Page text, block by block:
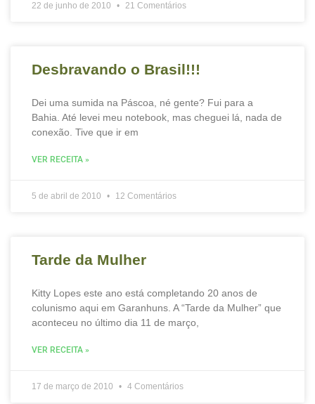
22 de junho de 2010 21 Comentários
Desbravando o Brasil!!!
Dei uma sumida na Páscoa, né gente? Fui para a
Bahia. Até levei meu notebook, mas cheguei lá, nada de
conexão. Tive que ir em
VER RECEITA »
5 de abril de 2010 12 Comentários
Tarde da Mulher
Kitty Lopes este ano está completando 20 anos de
colunismo aqui em Garanhuns. A “Tarde da Mulher” que
aconteceu no último dia 11 de março,
VER RECEITA »
17 de março de 2010 4 Comentários